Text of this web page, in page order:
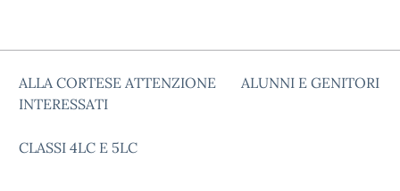
ALLA CORTESE ATTENZIONE ALUNNI E GENITORI
INTERESSATI
CLASSI 4LC E 5LC